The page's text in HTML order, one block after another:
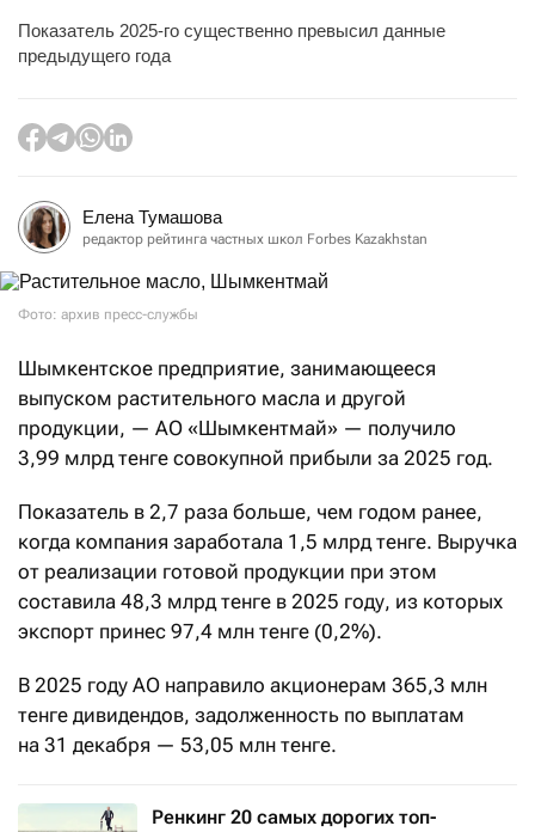
Показатель 2025-го существенно превысил данные
предыдущего года
Елена Тумашова
редактор рейтинга частных школ Forbes Kazakhstan
Фото: архив пресс-службы
Шымкентское предприятие, занимающееся
выпуском растительного масла и другой
продукции, — АО «Шымкентмай» — получило
3,99 млрд тенге совокупной прибыли за 2025 год.
Показатель в 2,7 раза больше, чем годом ранее,
когда компания заработала 1,5 млрд тенге. Выручка
от реализации готовой продукции при этом
составила 48,3 млрд тенге в 2025 году, из которых
экспорт принес 97,4 млн тенге (0,2%).
В 2025 году АО направило акционерам 365,3 млн
тенге дивидендов, задолженность по выплатам
на 31 декабря — 53,05 млн тенге.
Ренкинг 20 самых дорогих топ-